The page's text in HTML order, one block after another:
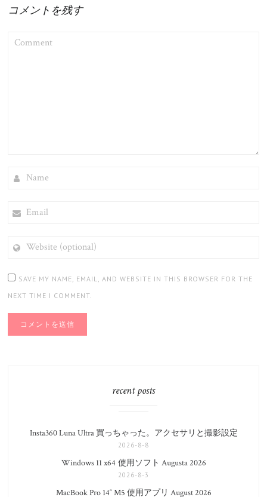
ビ
ー
コメントを残す
(OPTIONAL)
SAVE MY NAME, EMAIL, AND WEBSITE IN THIS BROWSER FOR THE
NEXT TIME I COMMENT.
recent posts
Insta360 Luna Ultra 買っちゃった。アクセサリと撮影設定
2026-8-8
Windows 11 x64 使用ソフト Augusta 2026
2026-8-3
MacBook Pro 14″ M5 使用アプリ August 2026